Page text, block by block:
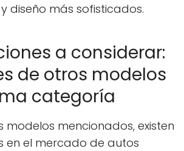
diseño más sofisticados.
a considerar:
de otros modelos
categoría
modelos mencionados, existen
en el mercado de autos